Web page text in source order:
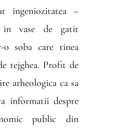
ingeniozitatea –
in vase de gatit
o soba care tinea
tejghea. Profit de
arheologica ca sa
informatii despre
public din